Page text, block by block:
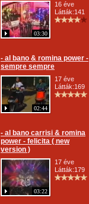
03:30
16 éve
Látták:141
- al bano & romina power -
sempre sempre
02:44
17 éve
Látták:169
- al bano carrisi & romina
power - felicita ( new
version )
03:22
17 éve
Látták:179